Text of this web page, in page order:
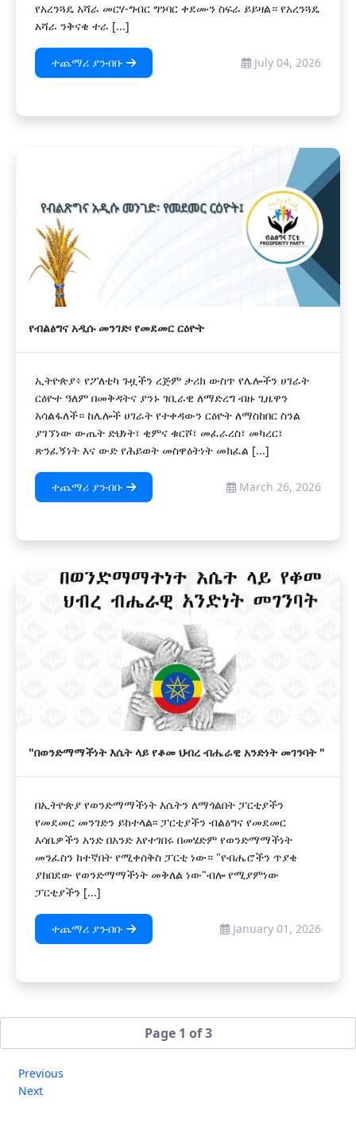
የአረንጓዴ አሻራ መርሃ-ግብር ግንባር ቀደሙን ስፍራ ይይዛል። የአረንጓዴ
አሻራ ንቅናቄ ተራ [...]
ተጨማሪ ያንብቡ July 04, 2026
የብልፅግና አዲሱ መንገድ፡ የመደመር ርዕዮት
ኢትዮጵያ፥ የፖለቲካ ጉዟችን ረጅም ታሪክ ውስጥ የሌሎችን ሀገራት
ርዕዮተ ዓለም በመቅዳትና ያንኑ ገቢራዊ ለማድረግ ብዙ ጊዜዋን
አሳልፋለች። ከሌሎች ሀገራት የተቀዳውን ርዕዮት ለማስከበር ስንል
ያገኘነው ውጤት ድህነት፣ ቂምና ቁርሾ፣ መፈራረስ፣ መካረር፣
ጽንፈኝነት እና ውድ የሕይወት መስዋዕትነት መክፈል [...]
ተጨማሪ ያንብቡ March 26, 2026
"በወንድማማችነት እሴት ላይ የቆመ ህብረ ብሔራዊ አንድነት መገንባት "
በኢትዮጵያ የወንድማማችነት እሴትን ለማጎልበት ፓርቲያችን
የመደመር መንገድን ይከተላል፡፡ ፓርቲያችን ብልፅግና የመደመር
እሳቤዎችን አንድ በአንድ እየተገበሩ በመሄድም የወንድማማችነት
መንፈስን ከተኛበት የሚቀሰቅስ ፓርቲ ነው። "የብሔሮችን ጥያቄ
ያከበደው የወንድማማችነት መቅለል ነው"ብሎ የሚያምነው
ፓርቲያችን [...]
ተጨማሪ ያንብቡ January 01, 2026
Page 1 of 3
Previous
Next